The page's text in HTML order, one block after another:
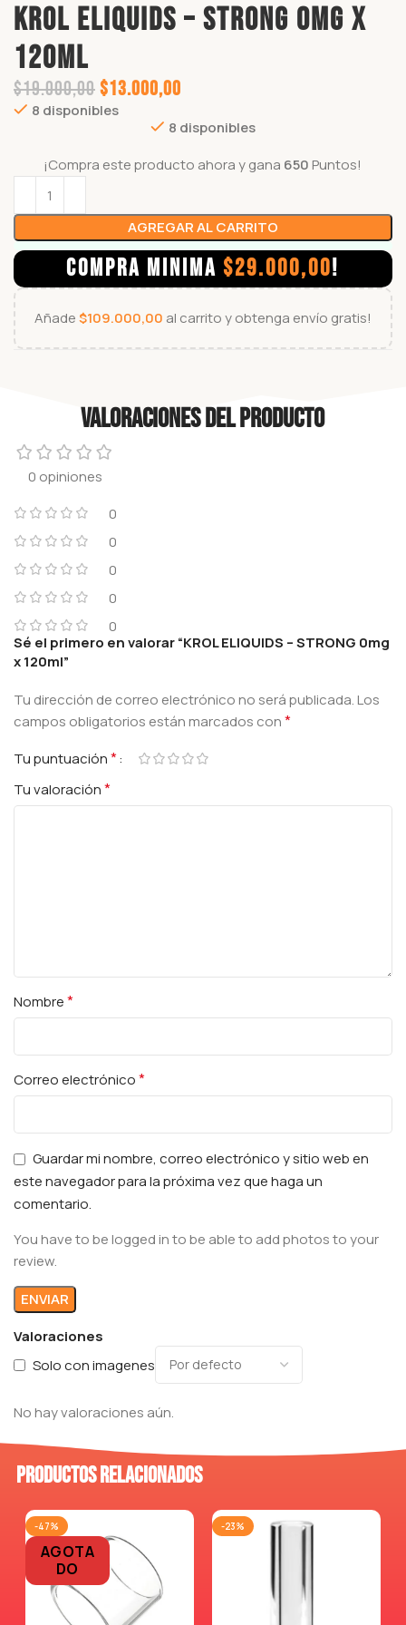
KROL ELIQUIDS – STRONG 0mg x
120ml
$19.000,00$13.000,00
8 disponibles
8 disponibles
¡Compra este producto ahora y gana 650 Puntos!
AGREGAR AL CARRITO
COMPRA MINIMA $29.000,00!
Añade$109.000,00 al carrito y obtenga envío gratis!
Valoraciones del producto
0 opiniones
0
0
0
0
0
Valoraciones
Solo con imagenes
No hay valoraciones aún.
Sé el primero en valorar “KROL ELIQUIDS – STRONG 0mg
x 120ml”
Tu dirección de correo electrónico no será publicada.Los
campos obligatorios están marcados con*
Tu puntuación*
Tu valoración*
Nombre*
Correo electrónico*
Guardar mi nombre, correo electrónico y sitio web en
este navegador para la próxima vez que haga un
comentario.
You have to be logged in to be able to add photos to your
review.
Productos relacionados
-47%
AGOTA
DO
-23%